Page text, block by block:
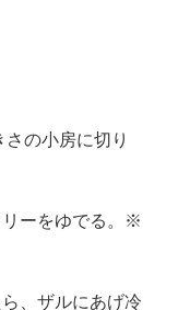
の小房に切り
ーをゆでる。※
、ザルにあげ冷